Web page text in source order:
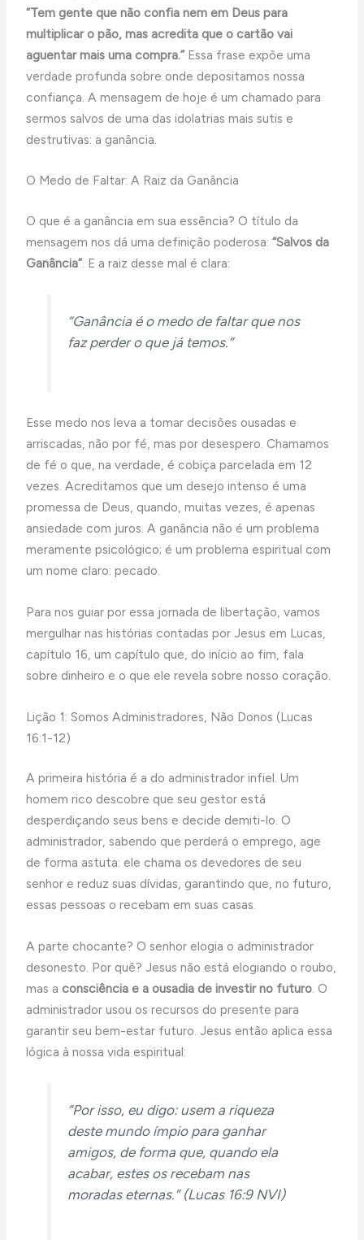
“Tem gente que não confia nem em Deus para
multiplicar o pão, mas acredita que o cartão vai
aguentar mais uma compra.”Essa frase expõe uma
verdade profunda sobre onde depositamos nossa
confiança. A mensagem de hoje é um chamado para
sermos salvos de uma das idolatrias mais sutis e
destrutivas: a ganância.
O Medo de Faltar: A Raiz da Ganância
O que é a ganância em sua essência? O título da
mensagem nos dá uma definição poderosa:“Salvos da
Ganância”. E a raiz desse mal é clara:
“Ganância é o medo de faltar que nos
faz perder o que já temos.”
Esse medo nos leva a tomar decisões ousadas e
arriscadas, não por fé, mas por desespero. Chamamos
de fé o que, na verdade, é cobiça parcelada em 12
vezes. Acreditamos que um desejo intenso é uma
promessa de Deus, quando, muitas vezes, é apenas
ansiedade com juros. A ganância não é um problema
meramente psicológico; é um problema espiritual com
um nome claro: pecado.
Para nos guiar por essa jornada de libertação, vamos
mergulhar nas histórias contadas por Jesus em Lucas,
capítulo 16, um capítulo que, do início ao fim, fala
sobre dinheiro e o que ele revela sobre nosso coração.
Lição 1: Somos Administradores, Não Donos (Lucas
16:1-12)
A primeira história é a do administrador infiel. Um
homem rico descobre que seu gestor está
desperdiçando seus bens e decide demiti-lo. O
administrador, sabendo que perderá o emprego, age
de forma astuta: ele chama os devedores de seu
senhor e reduz suas dívidas, garantindo que, no futuro,
essas pessoas o recebam em suas casas.
A parte chocante? O senhor elogia o administrador
desonesto. Por quê? Jesus não está elogiando o roubo,
mas aconsciência e a ousadia de investir no futuro . O
administrador usou os recursos do presente para
garantir seu bem-estar futuro. Jesus então aplica essa
lógica à nossa vida espiritual:
“Por isso, eu digo: usem a riqueza
deste mundo ímpio para ganhar
amigos, de forma que, quando ela
acabar, estes os recebam nas
moradas eternas.” (Lucas 16:9 NVI)